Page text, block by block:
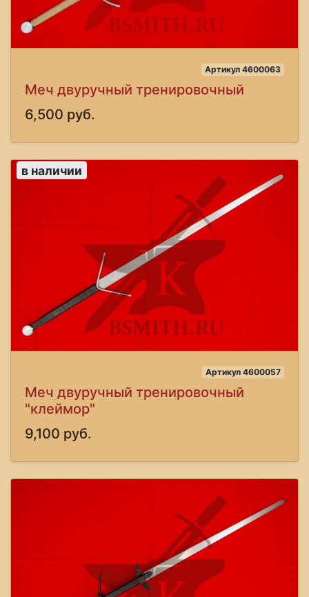
Артикул 4600063
Меч двуручный тренировочный
6,500 руб.
в наличии
Артикул 4600057
Меч двуручный тренировочный
"клеймор"
9,100 руб.